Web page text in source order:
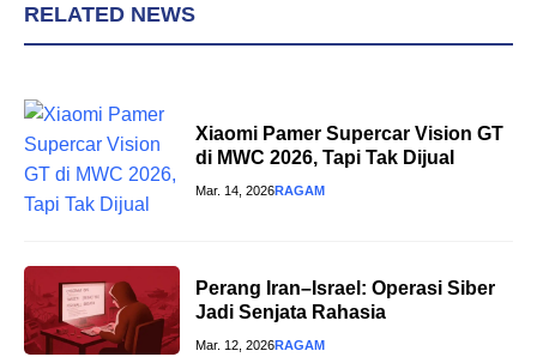
RELATED NEWS
Xiaomi Pamer Supercar Vision GT
di MWC 2026, Tapi Tak Dijual
Mar. 14, 2026RAGAM
Perang Iran–Israel: Operasi Siber
Jadi Senjata Rahasia
Mar. 12, 2026RAGAM